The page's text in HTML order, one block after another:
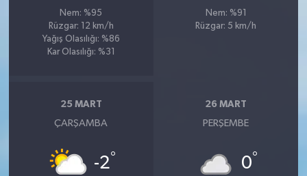
Nem: %95
Rüzgar: 12 km/h
Yağış Olasılığı: %86
Kar Olasılığı: %31
Nem: %91
Rüzgar: 5 km/h
25 MART
ÇARŞAMBA
-2°
26 MART
PERŞEMBE
0°